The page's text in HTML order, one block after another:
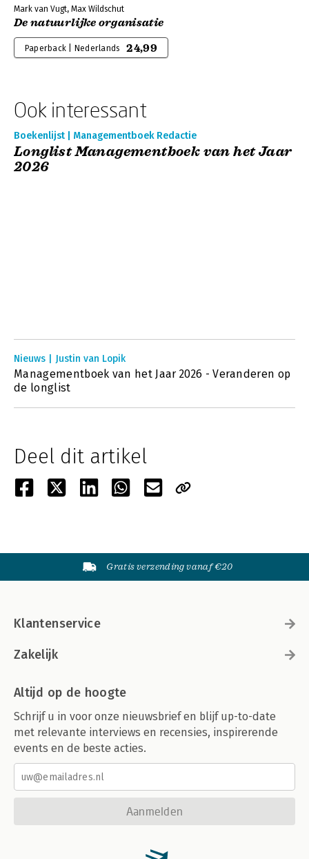
Mark van Vugt, Max Wildschut
De natuurlijke organisatie
Paperback | Nederlands 24,99
Ook interessant
Boekenlijst | Managementboek Redactie
Longlist Managementboek van het Jaar
2026
Nieuws | Justin van Lopik
Managementboek van het Jaar 2026 - Veranderen op
de longlist
Deel dit artikel
Gratis verzending vanaf €20
Klantenservice
Zakelijk
Altijd op de hoogte
Schrijf u in voor onze nieuwsbrief en blijf up-to-date
met relevante interviews en recensies, inspirerende
events en de beste acties.
Aanmelden